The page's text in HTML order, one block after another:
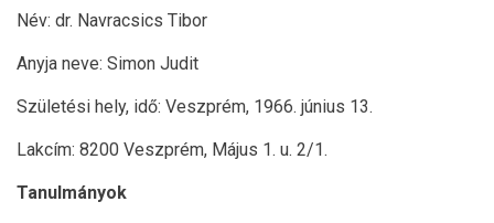
Név: dr. Navracsics Tibor
Anyja neve: Simon Judit
Születési hely, idő: Veszprém, 1966. június 13.
Lakcím: 8200 Veszprém, Május 1. u. 2/1.
Tanulmányok